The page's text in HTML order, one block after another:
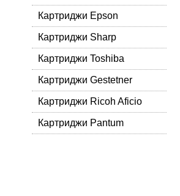
Картриджи Epson
Картриджи Sharp
Картриджи Toshiba
Картриджи Gestetner
Картриджи Ricoh Aficio
Картриджи Pantum